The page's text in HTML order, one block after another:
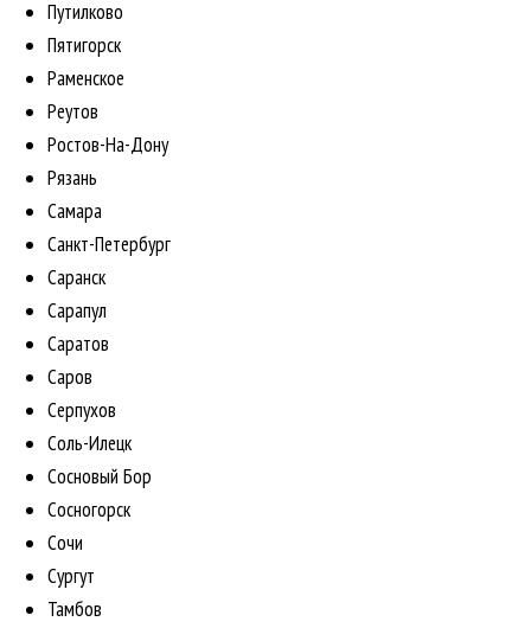
Путилково
Пятигорск
Раменское
Реутов
Ростов-На-Дону
Рязань
Самара
Санкт-Петербург
Саранск
Сарапул
Саратов
Саров
Серпухов
Соль-Илецк
Сосновый Бор
Сосногорск
Сочи
Сургут
Тамбов